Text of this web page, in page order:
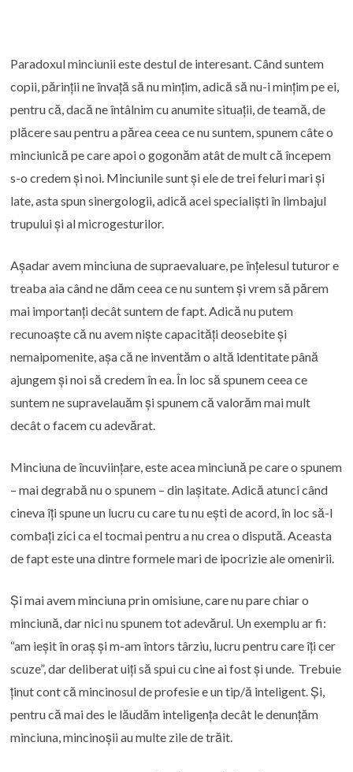
Paradoxul minciunii este destul de interesant. Când suntem
copii, părinții ne învață să nu mințim, adică să nu-i mințim pe ei,
pentru că, dacă ne întâlnim cu anumite situații, de teamă, de
plăcere sau pentru a părea ceea ce nu suntem, spunem câte o
minciunică pe care apoi o gogonăm atât de mult că începem
s-o credem și noi. Minciunile sunt și ele de trei feluri mari și
late, asta spun sinergologii, adică acei specialiști în limbajul
trupului și al microgesturilor.
Așadar avem minciuna de supraevaluare, pe înțelesul tuturor e
treaba aia când ne dăm ceea ce nu suntem și vrem să părem
mai importanți decât suntem de fapt. Adică nu putem
recunoaște că nu avem niște capacități deosebite și
nemaipomenite, așa că ne inventăm o altă identitate până
ajungem și noi să credem în ea. În loc să spunem ceea ce
suntem ne supravelauăm și spunem că valorăm mai mult
decât o facem cu adevărat.
Minciuna de încuviințare, este acea minciună pe care o spunem
– mai degrabă nu o spunem – din lașitate. Adică atunci când
cineva îți spune un lucru cu care tu nu ești de acord, în loc să-l
combați zici ca el tocmai pentru a nu crea o dispută. Aceasta
de fapt este una dintre formele mari de ipocrizie ale omenirii.
Și mai avem minciuna prin omisiune, care nu pare chiar o
minciună, dar nici nu spunem tot adevărul. Un exemplu ar fi:
“am ieșit în oraș și m-am întors târziu, lucru pentru care îți cer
scuze”, dar deliberat uiți să spui cu cine ai fost și unde. Trebuie
ținut cont că mincinosul de profesie e un tip/ă inteligent. Și,
pentru că mai des le lăudăm inteligența decât le denunțăm
minciuna, mincinoșii au multe zile de trăit.